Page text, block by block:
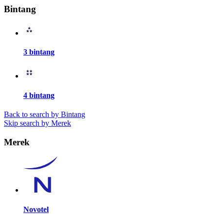
Bintang
3 bintang
4 bintang
Back to search by Bintang
Skip search by Merek
Merek
Novotel